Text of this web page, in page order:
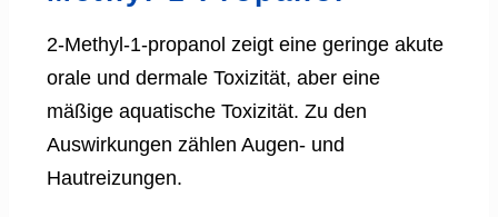
2-Methyl-1-propanol zeigt eine geringe akute
orale und dermale Toxizität, aber eine
mäßige aquatische Toxizität. Zu den
Auswirkungen zählen Augen- und
Hautreizungen.